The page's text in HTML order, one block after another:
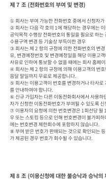
제 7 조 (전화번호의 부여 및 변경)
① 회사는 부여 가능한 전화번호 중에서 신청자
② 회사는 다음 각 호의 1에 해당하는 경우에는
공익목적 수행상 전화번호의 통일을 필요로 하는
수용구역 변경 등 기술상 부득이한 경우
③ 회사는 제 2 항의 규정에 의한 전화번호의 변
유, 변경예정번호 및 변경예정일을 해당 이용고
사유로 인하여 통보할 수 없을 때에는 회사 홈페
④ 회사는 제 2 항의 규정에 의해 이용고객의 번
음달 말일까지 무료로 제공합니다.
⑤ 회사는 이용고객이 번호를 변경하거나 타사로
를 안내하여야 합니다.
⑥ 신규 가입자는 다른 이동전화회사에서 사용하
자가 신청한 이동전화번호가 부여될 수 있도록
⑦ 이용자의 요청에 의한 번호변경은 1회선당 월
우 또는 스토킹 등으로 인해 번호변경이 불가피
에는 번호변경 제한회수에 포함하지 않습니다.
⑧ 부여 받은 번호가 판매되는 것으로 확인되는
가 제공된 경우 번호가 회수될 수 있습니다.
제 8 조 (이용신청에 대한 불승낙과 승낙의